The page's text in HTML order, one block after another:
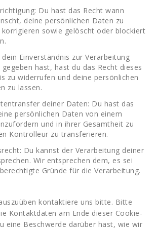
Du hast das Recht wann
deine persönlichen Daten zu
korrigieren sowie gelöscht oder blockiert
Einverständnis zur Verarbeitung
hast, hast du das Recht dieses
zu widerrufen und deine persönlichen
zu lassen.
deiner Daten: Du hast das
persönlichen Daten von einem
und in ihrer Gesamtheit zu
Kontrolleur zu transferieren.
Du kannst der Verarbeitung deiner
Wir entsprechen dem, es sei
Gründe für die Verarbeitung.
kontaktiere uns bitte. Bitte
Kontaktdaten am Ende dieser Cookie-
eine Beschwerde darüber hast, wie wir